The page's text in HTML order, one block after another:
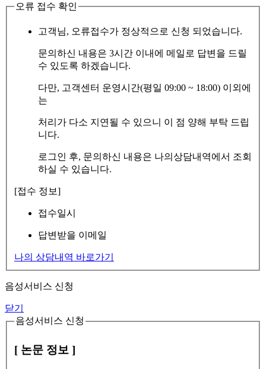
오류 접수 확인
고객님, 오류접수가 정상적으로 신청 되었습니다.
문의하신 내용은 3시간 이내에 메일로 답변을 드릴
수 있도록 하겠습니다.
다만, 고객센터 운영시간(평일 09:00 ~ 18:00) 이외에
는
처리가 다소 지연될 수 있으니 이 점 양해 부탁 드립
니다.
로그인 후, 문의하신 내용은 나의상담내역에서 조회
하실 수 있습니다.
[접수 정보]
접수일시
답변받을 이메일
나의 상담내역 바로가기
음성서비스 신청
닫기
음성서비스 신청
[ 논문 정보 ]